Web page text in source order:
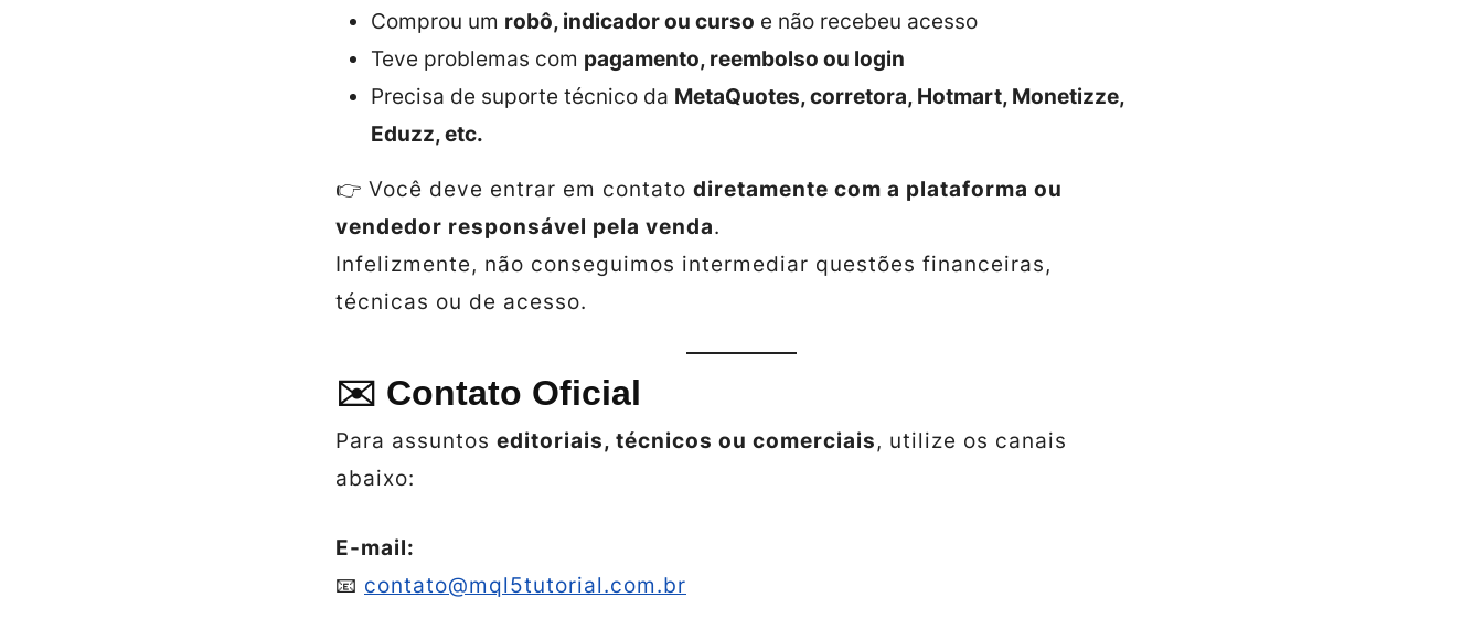
Comprou um robô, indicador ou curso e não recebeu acesso
Teve problemas com pagamento, reembolso ou login
Precisa de suporte técnico da MetaQuotes, corretora, Hotmart, Monetizze,
Eduzz, etc.
👉 Você deve entrar em contato diretamente com a plataforma ou
vendedor responsável pela venda.
Infelizmente, não conseguimos intermediar questões financeiras,
técnicas ou de acesso.
✉️ Contato Oficial
Para assuntos editoriais, técnicos ou comerciais, utilize os canais
abaixo:
E-mail:
📧 contato@mql5tutorial.com.br